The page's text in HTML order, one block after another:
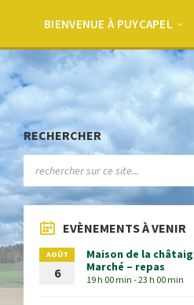
BIENVENUE À PUYCAPEL
RECHERCHER
EVÈNEMENTS À VENIR
AOÛT
6
Maison de la
Marché – repas
19 h 00 min - 23 h 00 min